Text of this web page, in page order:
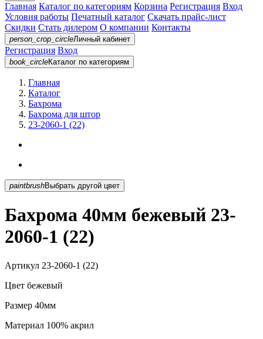
Главная Каталог по категориям Корзина Регистрация Вход
Условия работы Печатный каталог Скачать прайс-лист
Скидки Стать дилером О компании Контакты
person_crop_circleЛичный кабинет
Регистрация Вход
book_circleКаталог по категориям
Главная
Каталог
Бахрома
Бахрома для штор
23-2060-1 (22)
paintbrush Выбрать другой цвет
Бахрома 40мм бежевый 23-
2060-1 (22)
Артикул 23-2060-1 (22)
Цвет бежевый
Размер 40мм
Материал 100% акрил